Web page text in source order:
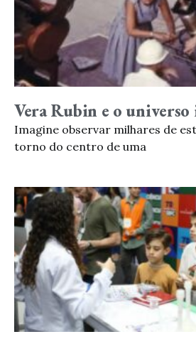
Vera Rubin e o
Imagine observar milhares de
torno do centro de uma